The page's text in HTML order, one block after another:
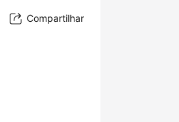
Compartilhar